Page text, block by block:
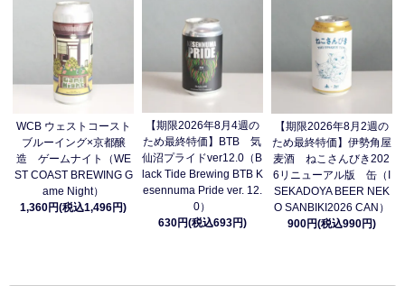
WCB ウェストコースト
ブルーイング×京都醸
造 ゲームナイト（WE
ST COAST BREWING G
ame Night）
1,360円(税込1,496円)
【期限2026年8月4週の
ため最終特価】BTB 気
仙沼プライドver12.0（B
lack Tide Brewing BTB K
esennuma Pride ver. 12.
0）
630円(税込693円)
【期限2026年8月2週の
ため最終特価】伊勢角屋
麦酒 ねこさんびき202
6リニューアル版 缶（I
SEKADOYA BEER NEK
O SANBIKI2026 CAN）
900円(税込990円)